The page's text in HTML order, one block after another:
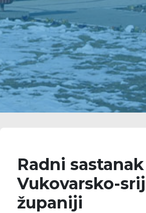
Radni
Vukovarsko-
županiji